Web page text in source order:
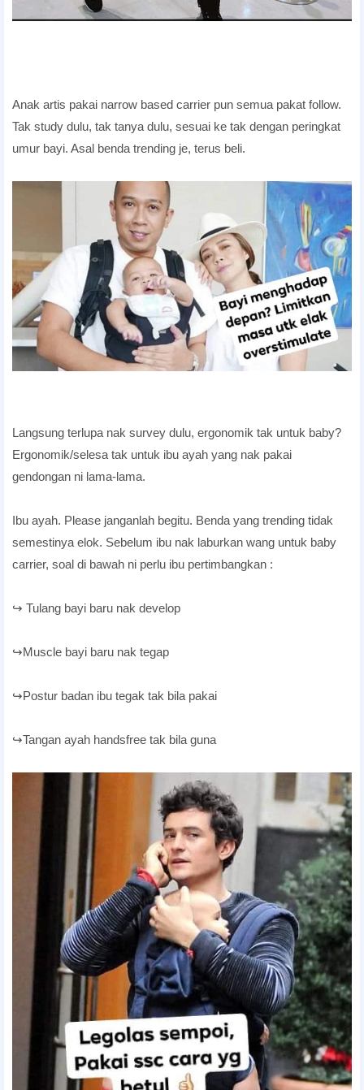
Anak artis pakai narrow based carrier pun semua pakat follow.
Tak study dulu, tak tanya dulu, sesuai ke tak dengan peringkat
umur bayi. Asal benda trending je, terus beli.
Langsung terlupa nak survey dulu, ergonomik tak untuk baby?
Ergonomik/selesa tak untuk ibu ayah yang nak pakai
gendongan ni lama-lama.
Ibu ayah. Please janganlah begitu. Benda yang trending tidak
semestinya elok. Sebelum ibu nak laburkan wang untuk baby
carrier, soal di bawah ni perlu ibu pertimbangkan :
↪ Tulang bayi baru nak develop
↪Muscle bayi baru nak tegap
↪Postur badan ibu tegak tak bila pakai
↪Tangan ayah handsfree tak bila guna